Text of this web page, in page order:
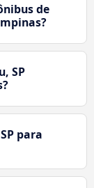
de
SP
para